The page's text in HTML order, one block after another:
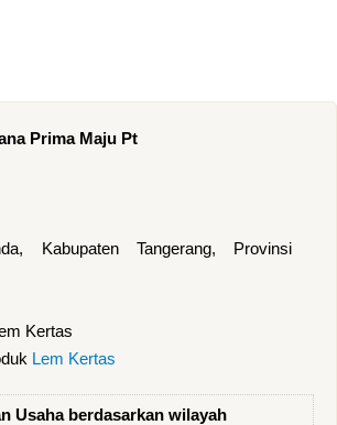
Prima Maju Pt
Kabupaten Tangerang, Provinsi
Kertas
Lem Kertas
Usaha berdasarkan wilayah